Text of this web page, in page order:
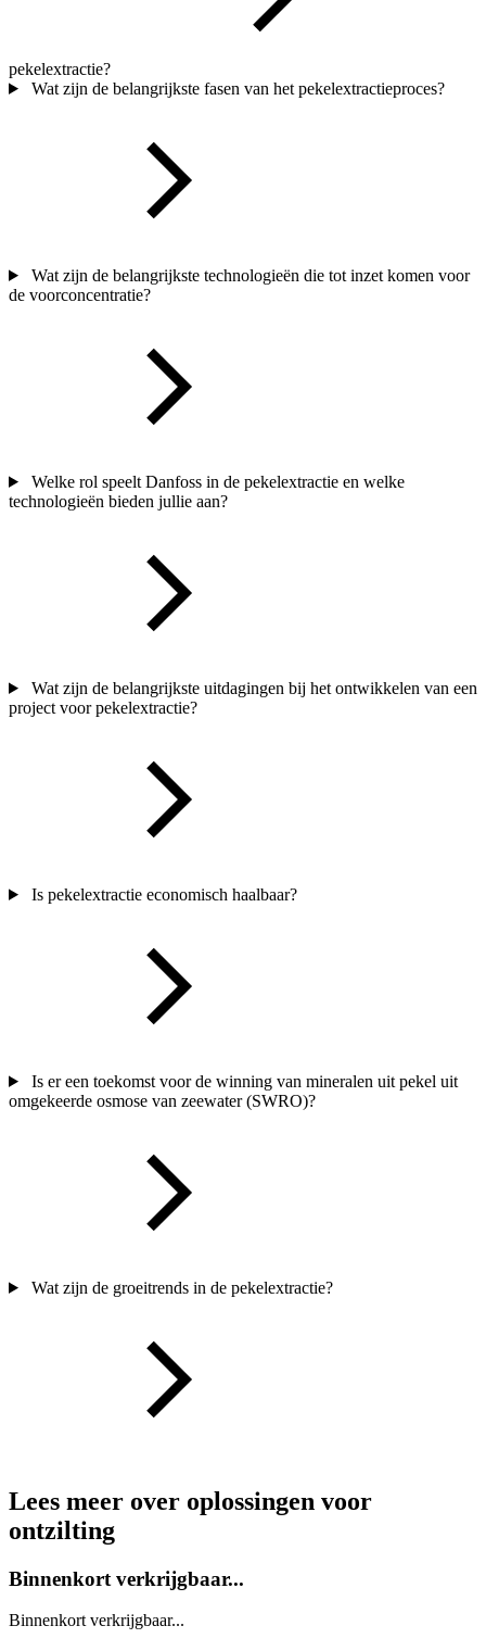
pekelextractie?
Wat zijn de belangrijkste fasen van het pekelextractieproces?
Wat zijn de belangrijkste technologieën die tot inzet komen voor
de voorconcentratie?
Welke rol speelt Danfoss in de pekelextractie en welke
technologieën bieden jullie aan?
Wat zijn de belangrijkste uitdagingen bij het ontwikkelen van een
project voor pekelextractie?
Is pekelextractie economisch haalbaar?
Is er een toekomst voor de winning van mineralen uit pekel uit
omgekeerde osmose van zeewater (SWRO)?
Wat zijn de groeitrends in de pekelextractie?
Lees meer over oplossingen voor
ontzilting
Binnenkort verkrijgbaar...
Binnenkort verkrijgbaar...